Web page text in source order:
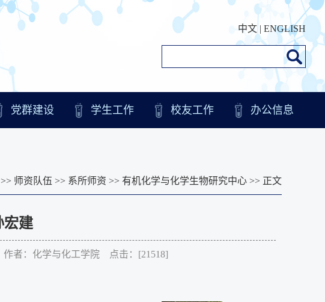
中文 | ENGLISH
党群建设 学生工作 校友工作 办公信息
>> 师资队伍 >> 系所师资 >> 有机化学与化学生物研究中心 >> 正文
宏建
作者：化学与化工学院 点击：[21518]